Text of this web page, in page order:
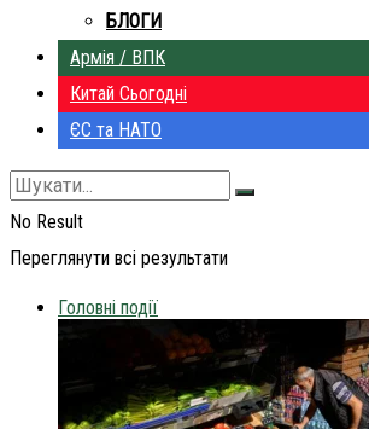
БЛОГИ
Армія / ВПК
Китай Сьогодні
ЄС та НАТО
No Result
Переглянути всі результати
Головні події